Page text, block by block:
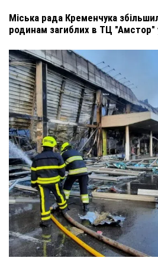
Міська рада Кременчука
родинам загиблих в ТЦ "Амстор"